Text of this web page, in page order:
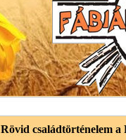
Rövid családtörténelem a